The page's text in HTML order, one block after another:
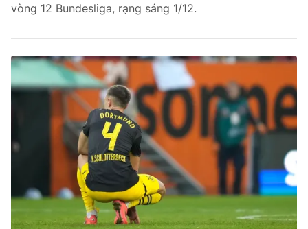
vòng 12 Bundesliga, rạng sáng 1/12.